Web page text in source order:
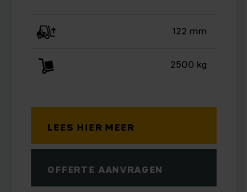
122 mm
2500 kg
LEES HIER MEER
OFFERTE AANVRAGEN